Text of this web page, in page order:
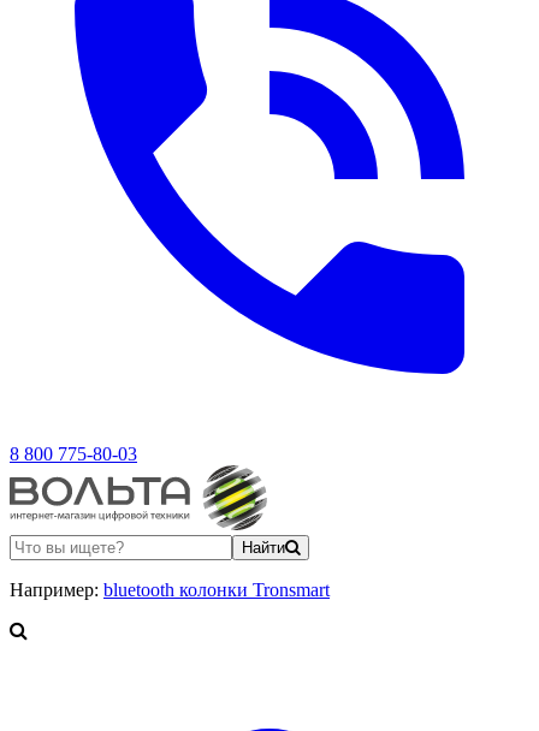
8 800 775-80-03
Найти
Например: bluetooth колонки Tronsmart